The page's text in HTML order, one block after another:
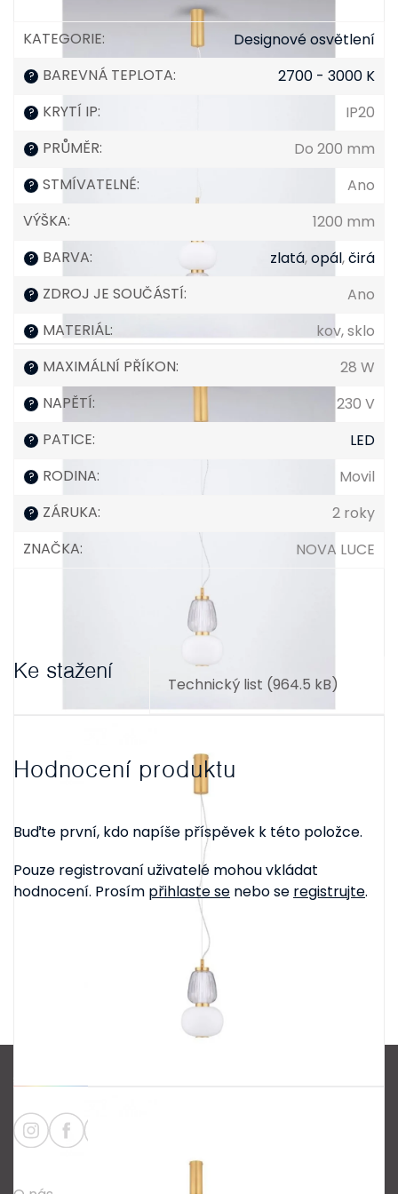
KATEGORIE: Designové osvětlení
? BAREVNÁ TEPLOTA: 2700 - 3000 K
? KRYTÍ IP: IP20
? PRŮMĚR: Do 200 mm
? STMÍVATELNÉ:
Ano
VÝŠKA: 1200 mm
? BARVA: zlatá,opál,čirá
? ZDROJ JE SOUČÁSTÍ: Ano
? MATERIÁL: kov, sklo
? MAXIMÁLNÍ PŘÍKON: 28 W
? NAPĚTÍ: 230 V
? PATICE: LED
? RODINA: Movil
? ZÁRUKA:
2 roky
ZNAČKA: NOVA LUCE
Ke stažení
Technický list (964.5 kB)
Hodnocení produktu
Buďte první, kdo napíše příspěvek k této položce.
Pouze registrovaní uživatelé mohou vkládat
hodnocení. Prosím přihlaste se nebo se registrujte.